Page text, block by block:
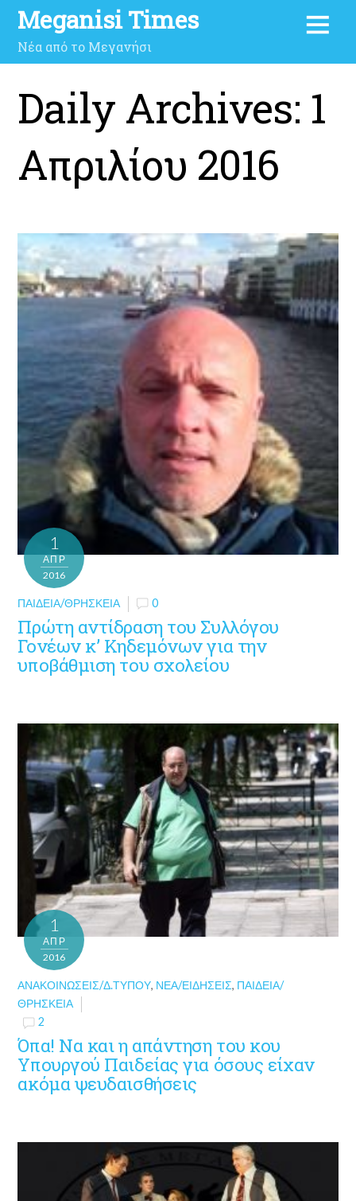
Meganisi Times
Νέα από το Μεγανήσι
Daily Archives: 1
Απριλίου 2016
1
ΑΠΡ
2016
ΠΑΙΔΕΊΑ/ΘΡΗΣΚΕΊΑ 0
Πρώτη αντίδραση του Συλλόγου
Γονέων κ’ Κηδεμόνων για την
υποβάθμιση του σχολείου
1
ΑΠΡ
2016
ΑΝΑΚΟΙΝΏΣΕΙΣ/Δ.ΤΎΠΟΥ, ΝΈΑ/ΕΙΔΉΣΕΙΣ, ΠΑΙΔΕΊΑ/
ΘΡΗΣΚΕΊΑ
2
Όπα! Να και η απάντηση του κου
Υπουργού Παιδείας για όσους είχαν
ακόμα ψευδαισθήσεις